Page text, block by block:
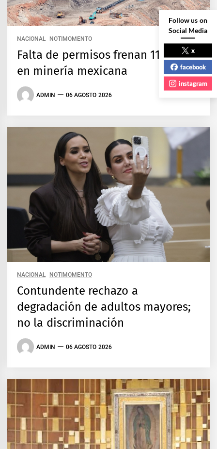
NACIONAL NOTIMOMENTO
Falta de permisos frenan 11 mmdd
en minería mexicana
ADMIN 06 AGOSTO 2026
NACIONAL NOTIMOMENTO
Contundente rechazo a
degradación de adultos mayores;
no la discriminación
ADMIN 06 AGOSTO 2026
Follow us on
Social Media
x
facebook
instagram